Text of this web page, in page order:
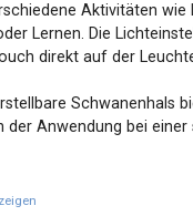
Aktivitäten wie
Lernen. Die
direkt auf der
Schwanenhals
der Anwendung bei einer